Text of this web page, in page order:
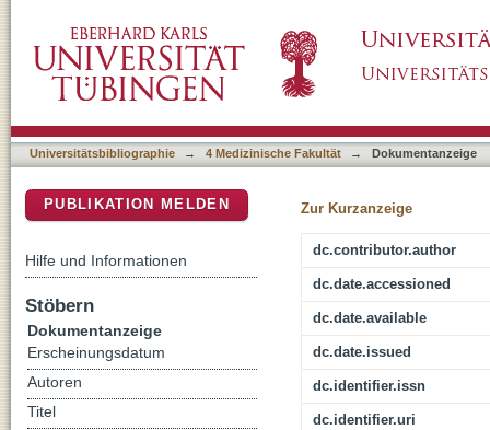
multiple myeloma not eligible for stem cell
Universitätsbibliographie → 4 Medizinische Fakultät → Dokumentanzeige
Zur Kurzanzeige
dc.contributor.author
dc.date.accessioned
dc.date.available
dc.date.issued
dc.identifier.issn
dc.identifier.uri
PUBLIKATION MELDEN
Hilfe und Informationen
Stöbern
Dokumentanzeige
Erscheinungsdatum
Autoren
Titel